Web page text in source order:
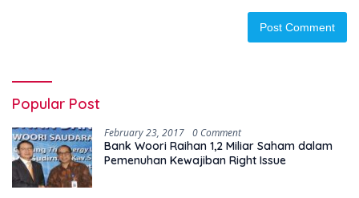
Popular Post
February 23, 2017 0 Comment
Bank Woori Raihan 1,2 Miliar Saham dalam
Pemenuhan Kewajiban Right Issue